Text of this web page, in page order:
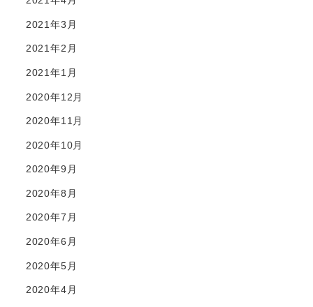
2021年3月
2021年2月
2021年1月
2020年12月
2020年11月
2020年10月
2020年9月
2020年8月
2020年7月
2020年6月
2020年5月
2020年4月